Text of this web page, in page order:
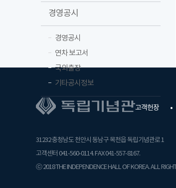
경영공시
경영공시
연차 보고서
국외출장
기타공시정보
고객헌장
31232 충청남도 천안시 동남구 목천읍 독립기념관로 1
고객센터 041-560-0114. FAX 041-557-8167.
ⓒ 2018 THE INDEPENDENCE HALL OF KOREA. ALL